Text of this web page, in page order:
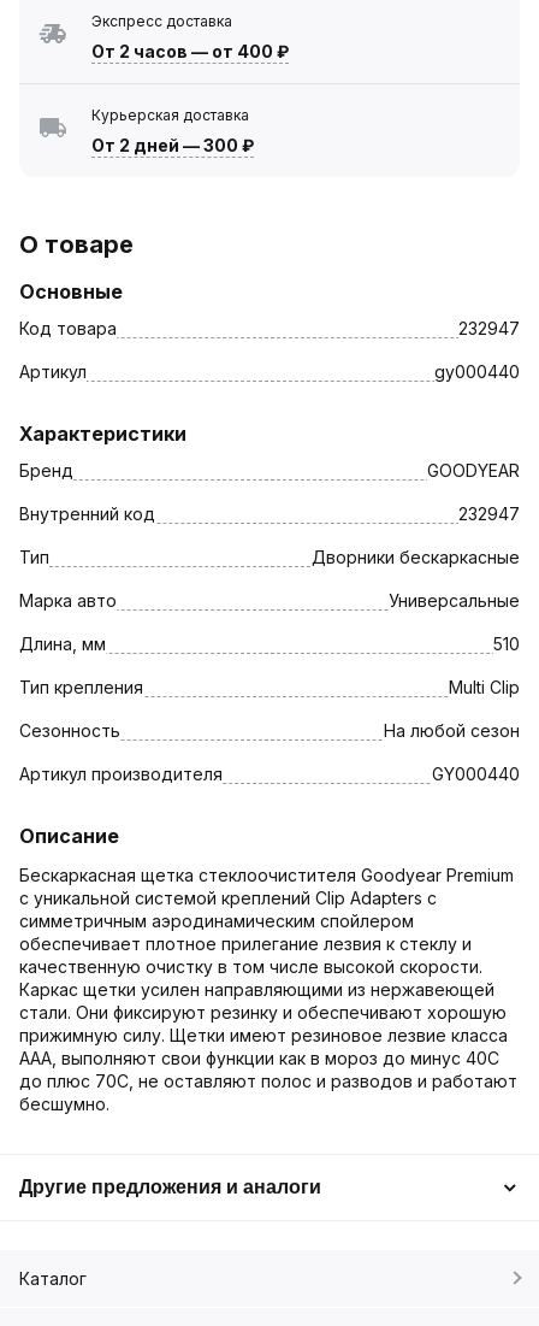
Экспресс доставка
От 2 часов — от 400 ₽
Курьерская доставка
От 2 дней —300 ₽
О товаре
Основные
Код товара 232947
Артикул gy000440
Характеристики
Бренд GOODYEAR
Внутренний код 232947
Тип Дворники бескаркасные
Марка авто Универсальные
Длина, мм 510
Тип крепления Multi Clip
Сезонность На любой сезон
Артикул производителя GY000440
Описание
Бескаркасная щетка стеклоочистителя Goodyear Premium
с уникальной системой креплений Clip Adapters с
симметричным аэродинамическим спойлером
обеспечивает плотное прилегание лезвия к стеклу и
качественную очистку в том числе высокой скорости.
Каркас щетки усилен направляющими из нержавеющей
стали. Они фиксируют резинку и обеспечивают хорошую
прижимную силу. Щетки имеют резиновое лезвие класса
ААА, выполняют свои функции как в мороз до минус 40С
до плюс 70С, не оставляют полос и разводов и работают
бесшумно.
Другие предложения и аналоги
Каталог